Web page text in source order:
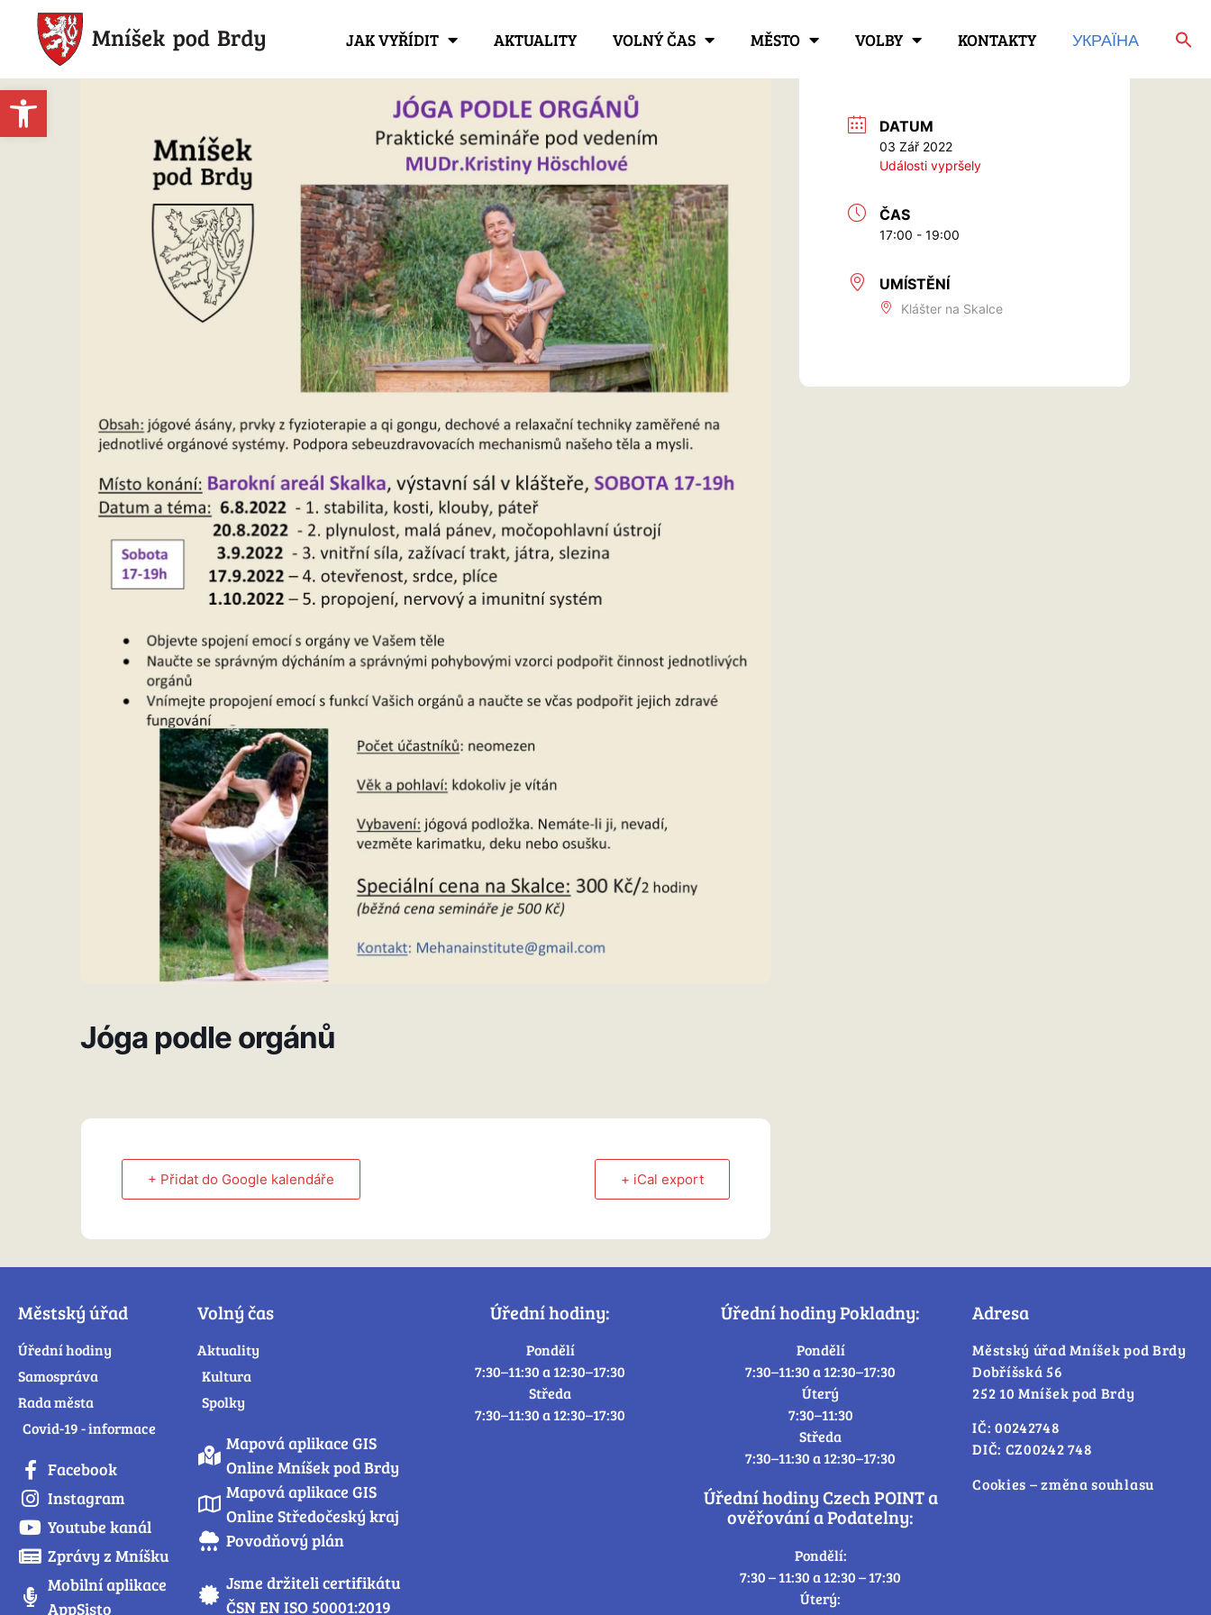
Open toolbar
JAK VYŘÍDIT AKTUALITY VOLNÝ ČAS MĚSTO VOLBY KONTAKTY УКРАЇНА
Jóga podle orgánů
+ Přidat do Google kalendáře + iCal export
DATUM
03 Zář 2022
Události vypršely
ČAS
17:00 - 19:00
UMÍSTĚNÍ
Klášter na Skalce
Městský úřad
Úřední hodiny
Samospráva
Rada města
Covid-19 - informace
Facebook
Instagram
Youtube kanál
Zprávy z Mníšku
Mobilní aplikace
AppSisto
Volný čas
Aktuality
Kultura
Spolky
Mapová aplikace GIS
Online Mníšek pod Brdy
Mapová aplikace GIS
Online Středočeský kraj
Povodňový plán
Jsme držiteli certifikátu
ČSN EN ISO 50001:2019
Úřední hodiny:
Pondělí
7:30–11:30 a 12:30–17:30
Středa
7:30–11:30 a 12:30–17:30
Úřední hodiny Pokladny:
Pondělí
7:30–11:30 a 12:30–17:30
Úterý
7:30–11:30
Středa
7:30–11:30 a 12:30–17:30
Úřední hodiny Czech POINT a
ověřování a Podatelny:
Pondělí:
7:30 – 11:30 a 12:30 – 17:30
Úterý:
Adresa
Městský úřad Mníšek pod Brdy
Dobříšská 56
252 10 Mníšek pod Brdy
IČ: 00242748
DIČ: CZ00242 748
Cookies – změna souhlasu